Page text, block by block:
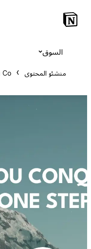
منشئو المحتوى Co.